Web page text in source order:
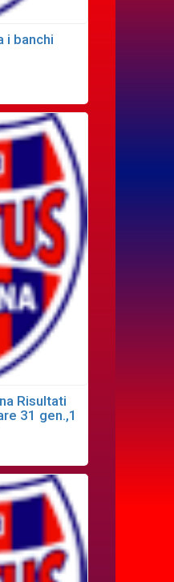
i banchi
Risultati
31 gen.,1